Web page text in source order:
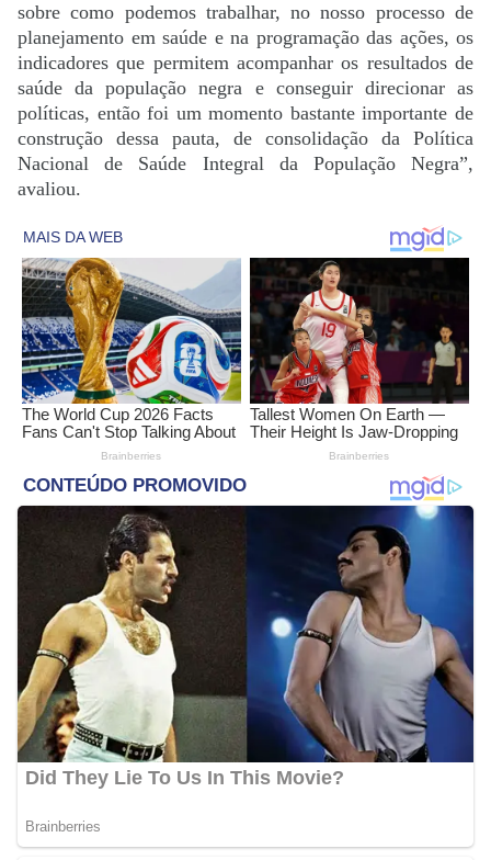
sobre como podemos trabalhar, no nosso processo de
planejamento em saúde e na programação das ações, os
indicadores que permitem acompanhar os resultados de
saúde da população negra e conseguir direcionar as
políticas, então foi um momento bastante importante de
construção dessa pauta, de consolidação da Política
Nacional de Saúde Integral da População Negra”,
avaliou.